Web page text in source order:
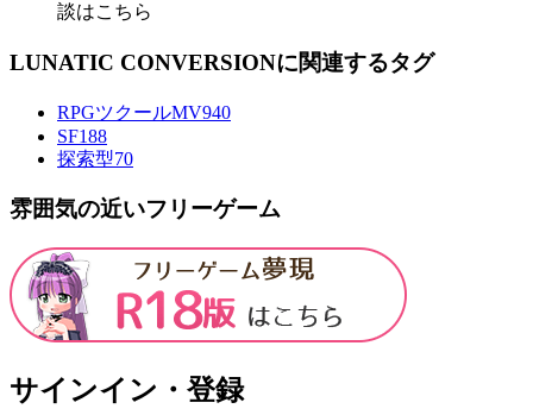
談はこちら
LUNATIC CONVERSIONに関連するタグ
RPGツクールMV940
SF188
探索型70
雰囲気の近いフリーゲーム
サインイン・登録